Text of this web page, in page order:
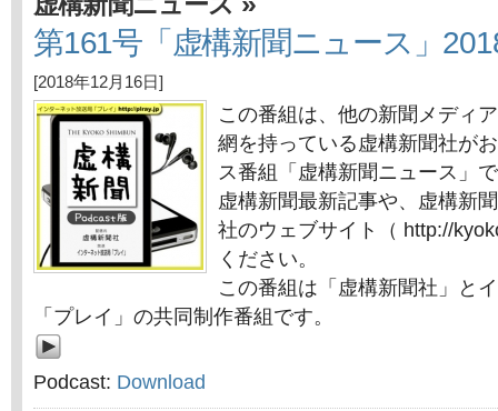
第161号「虚構新聞ニュース」
[2018年12月16日]
この番組は、他の新聞メディ
網を持っている虚構新聞社が
ス番組「虚構新聞ニュース」
虚構新聞最新記事や、虚構新
社のウェブサイト（ http://
ください。
この番組は「虚構新聞社」と
「プレイ」の共同制作番組です。
Podcast: Download